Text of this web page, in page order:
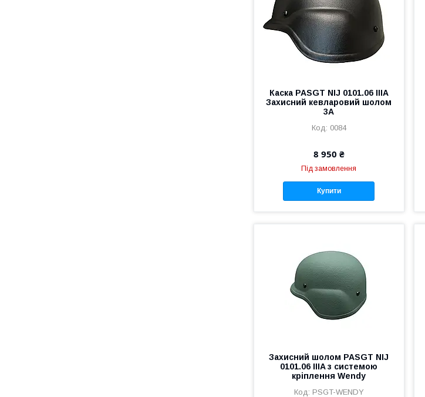
Каска PASGT NIJ 0101.06 IIIA
Захисний кевларовий шолом
3А
0084
8 950 ₴
Під замовлення
Купити
Захисний шолом PASGT NIJ
0101.06 IIIA з системою
кріплення Wendy
PSGT-WENDY